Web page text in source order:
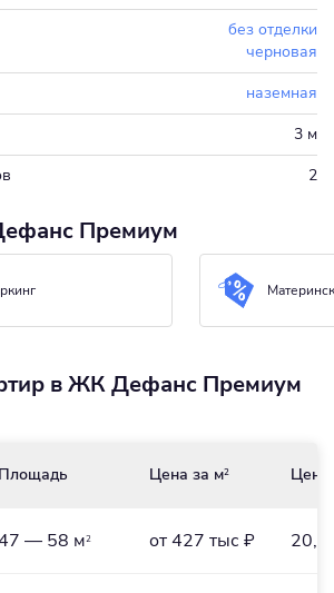
без отделки
черновая
наземная
3 м
2
Премиум
в ЖК Дефанс Премиум
Площадь Цена за м2 Цена
— 58 м2 от 427 тыс ₽